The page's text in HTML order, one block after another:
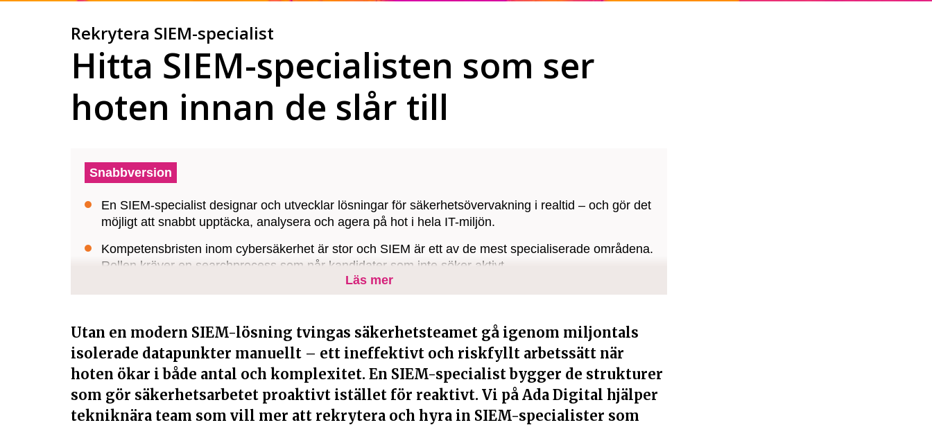
Rekrytera SIEM-specialist
Hitta SIEM-specialisten som ser
hoten innan de slår till
Snabbversion
En SIEM-specialist designar och utvecklar lösningar för säkerhetsövervakning i realtid – och gör det
möjligt att snabbt upptäcka, analysera och agera på hot i hela IT-miljön.
Kompetensbristen inom cybersäkerhet är stor och SIEM är ett av de mest specialiserade områdena.
Rollen kräver en searchprocess som når kandidater som inte söker aktivt.
Ada Digital är specialister inom IT Security och presenterar kvalificerade kandidater inom 48 h.
Läs mer
Utan en modern SIEM-lösning tvingas säkerhetsteamet gå igenom miljontals
isolerade datapunkter manuellt – ett ineffektivt och riskfyllt arbetssätt när
hoten ökar i både antal och komplexitet. En SIEM-specialist bygger de strukturer
som gör säkerhetsarbetet proaktivt istället för reaktivt. Vi på Ada Digital hjälper
tekniknära team som vill mer att rekrytera och hyra in SIEM-specialister som